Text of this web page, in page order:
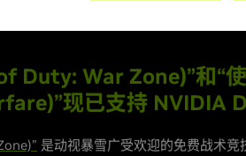
Duty: War Zone)”和“使
现已支持 NVIDIA
是动视暴雪广受欢迎的免费战术竞